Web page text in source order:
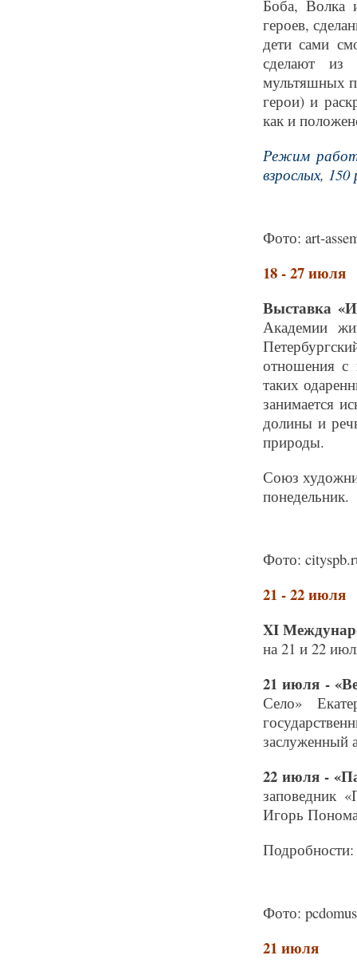
Боба, Волка
героев,
дети сами
сделают из
мультяшных
герои) и
как и
Режим
взрослых,
Фото: art-
18 - 27 июля
Выставка
Академии
отношения с
таких
занимается
долины и
природы.
Союз
понедельник.
Фото:
21 - 22 июля
XI
на 21 и 22
21 июля -
Село»
заслуженный
22 июля -
заповедник
Игорь
Подробности:
Фото:
21 июля